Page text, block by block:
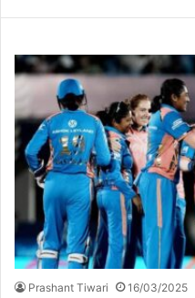
Prashant Tiwari 16/03/2025